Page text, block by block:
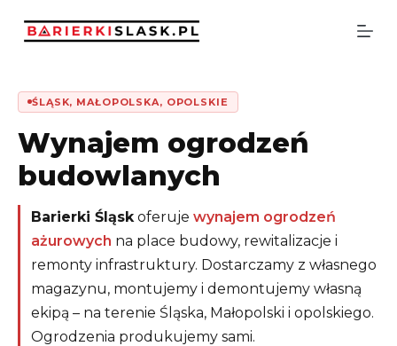
P
ź
d
o
t
r
e
ŚLĄSK, MAŁOPOLSKA, OPOLSKIE
Wynajem ogrodzeń
budowlanych
Barierki Śląsk oferuje wynajem ogrodzeń
ażurowych na place budowy, rewitalizacje i
remonty infrastruktury. Dostarczamy z własnego
magazynu, montujemy i demontujemy własną
ekipą – na terenie Śląska, Małopolski i opolskiego.
Ogrodzenia produkujemy sami.